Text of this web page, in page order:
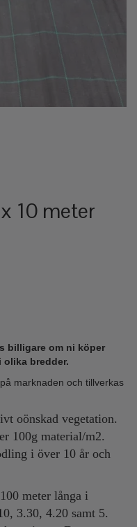
10 meter
billigare om ni köper
olika bredder.
marknaden och tillverkas
oönskad vegetation.
100g material/m2.
i över 10 år och
meter långa i
3.30, 4.20 samt 5.